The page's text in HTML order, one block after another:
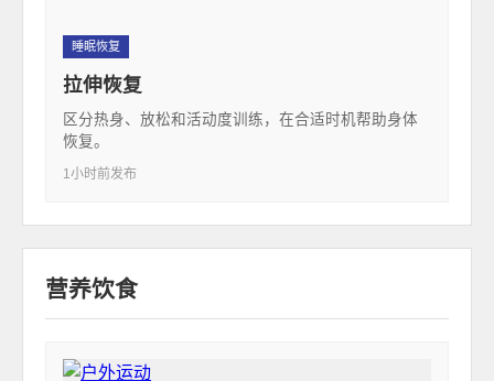
睡眠恢复
拉伸恢复
区分热身、放松和活动度训练，在合适时机帮助身体
恢复。
1小时前发布
营养饮食